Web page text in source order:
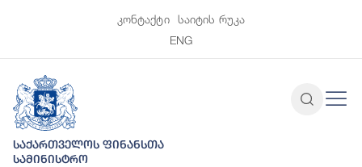
კონტაქტი
საიტის რუკა
ENG
საქართველოს ფინანსთა
სამინისტრო